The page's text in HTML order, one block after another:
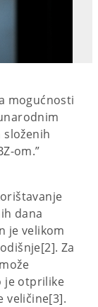
mogućnosti
om.”
dana
je velikom
Za
je otprilike
veličine[3].